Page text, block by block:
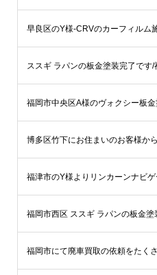
早良区のY様-CRVのカーフィルム
ススギ ラパンの板金塗装完了です/
福岡市中央区A様のヴォクシー板金
福津市のY様よりリンカーンナビ
福岡市西区 ススギ ラパンの板金塗
福岡市にて廃車買取の依頼をたく